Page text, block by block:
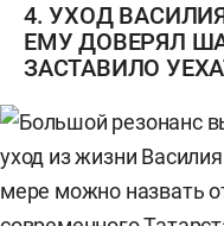
4. УХОД
ЕМУ ДОВЕРЯЛ
ЗАСТАВИЛО